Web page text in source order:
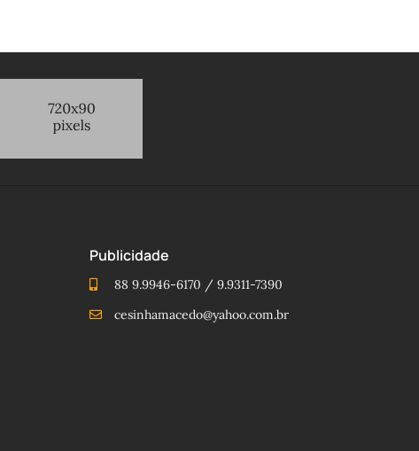
Publicidade
88 9.9946-6170 / 9.9311-7390
cesinhamacedo@yahoo.com.br